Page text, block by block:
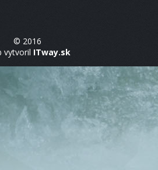
© 2016
vytvoril ITway.sk